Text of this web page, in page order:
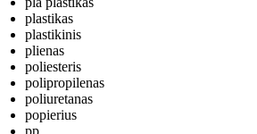
plastikas
plastikinis
plienas
poliesteris
polipropilenas
poliuretanas
popierius
pp